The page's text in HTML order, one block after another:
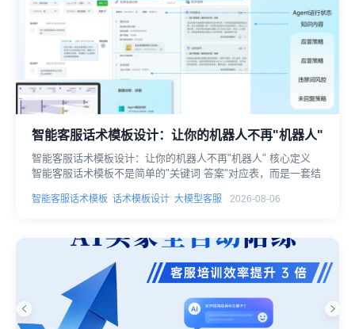
智能客服话术模板设计：让你的机器人不再"机器人"
智能客服话术模板设计：让你的机器人不再"机器人" 核心定义
智能客服话术模板不是简单的"关键词 答案"对应表，而是一套结
智能客服话术模板 话术模板设计 大模型客服 2026-08-06